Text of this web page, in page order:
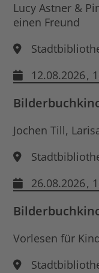
Lucy Astner &
einen Freund
12.08.2026,
Jochen Till,
26.08.2026,
Vorlesen für